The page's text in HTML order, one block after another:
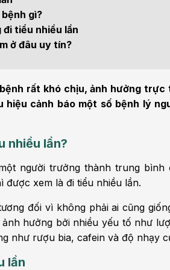
Vật lý trị liệu - Phục hồi
chức năng
gì?
tiểu nhiều lần
ở đâu uy tín?
rất khó chịu, ảnh hưởng
hiệu cảnh báo một số bệnh lý
nhiều lần?
người trưởng thành trung bình
được xem làđi tiểu nhiều lần.
đối vì không phải ai cũng
hưởng bởi nhiều yếu tố như
như rượu bia, cafein và độ nhạy
lần